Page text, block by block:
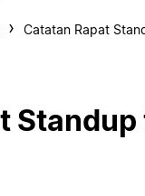
Catatan Rapat